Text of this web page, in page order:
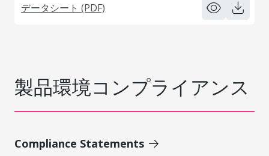
データシート (PDF)
製品環境コンプライアンス
Compliance Statements